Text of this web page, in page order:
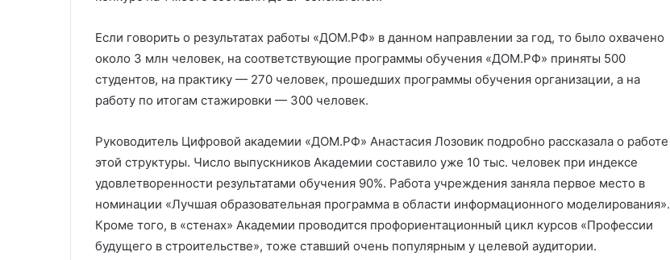
Если говорить о результатах работы «ДОМ.РФ» в данном направлении за год, то было охвачено
около 3 млн человек, на соответствующие программы обучения «ДОМ.РФ» приняты 500
студентов, на практику — 270 человек, прошедших программы обучения организации, а на
работу по итогам стажировки — 300 человек.
Руководитель Цифровой академии «ДОМ.РФ» Анастасия Лозовик подробно рассказала о работе
этой структуры. Число выпускников Академии составило уже 10 тыс. человек при индексе
удовлетворенности результатами обучения 90%. Работа учреждения заняла первое место в
номинации «Лучшая образовательная программа в области информационного моделирования».
Кроме того, в «стенах» Академии проводится профориентационный цикл курсов «Профессии
будущего в строительстве», тоже ставший очень популярным у целевой аудитории.